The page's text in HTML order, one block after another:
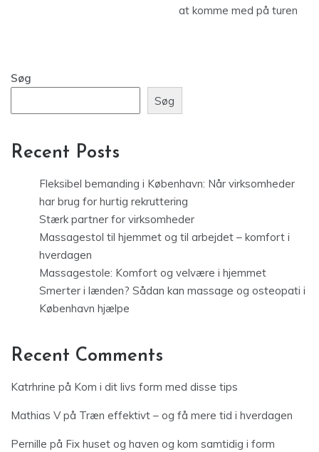
at komme med på turen
Søg
Søg
Recent Posts
Fleksibel bemanding i København: Når virksomheder
har brug for hurtig rekruttering
Stærk partner for virksomheder
Massagestol til hjemmet og til arbejdet – komfort i
hverdagen
Massagestole: Komfort og velvære i hjemmet
Smerter i lænden? Sådan kan massage og osteopati i
København hjælpe
Recent Comments
Katrhrine på Kom i dit livs form med disse tips
Mathias Vpå Træn effektivt – og få mere tid i hverdagen
Pernille på Fix huset og haven og kom samtidig i form